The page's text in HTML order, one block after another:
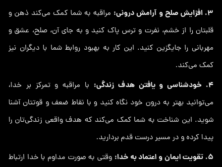
3. افزایش صلح و آرامش درونی:
مراقبه به شما کمک می‌کند ذهن و
قلبتان را از خشم، نفرت و ترس پاک کنید و به جای آن، صلح، عشق و
مهربانی را جایگزین کنید. این کار به بهبود روابط شما با دیگران نیز
کمک می‌کند.
4. خودشناسی و یافتن هدف زندگی:
با مراقبه و تمرکز بر خدا،
می‌توانید بهتر به درون خود نگاه کنید و با نقاط ضعف و قوتتان آشنا
شوید. این شناخت به شما کمک می‌کند که هدف واقعی زندگی‌تان را
پیدا کرده و در مسیر درست قدم بردارید.
5. تقویت ایمان و اعتماد به خدا:
وقتی به صورت مداوم با خدا ارتباط